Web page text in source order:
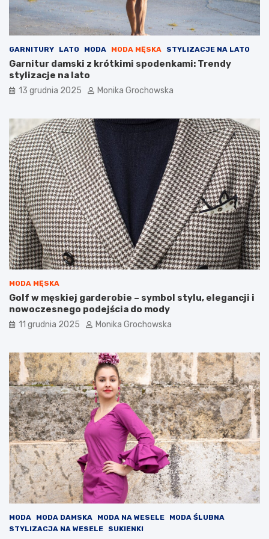
o
o
w
a
d
ć
g
o
d
o
r
u
t
y
n
y
p
i
e
l
ę
g
a
y
j
n
e
j
?
r
GARNITURY LATO MODA MODA MĘSKA STYLIZACJE NA LATO
Garnitur damski z krótkimi spodenkami: Trendy
stylizacje na lato
13 grudnia 2025 Monika Grochowska
MODA MĘSKA
Golf w męskiej garderobie – symbol stylu, elegancji i
nowoczesnego podejścia do mody
11 grudnia 2025 Monika Grochowska
MODA MODA DAMSKA MODA NA WESELE
MODA ŚLUBNA
STYLIZACJA NA WESELE
SUKIENKI